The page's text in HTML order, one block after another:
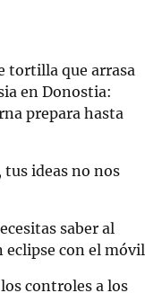
tortilla que arrasa
en Donostia:
prepara hasta
tus ideas no nos
saber al
con el móvil
controles a los